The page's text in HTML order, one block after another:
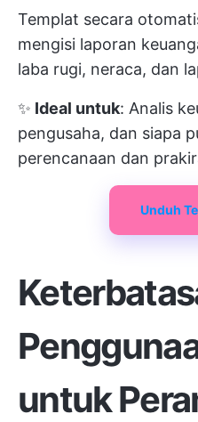
Templat secara
mengisi laporan
laba rugi, neraca, dan
✨ Ideal untuk: Analis
pengusaha, dan siapa
perencanaan dan
Unduh
untuk